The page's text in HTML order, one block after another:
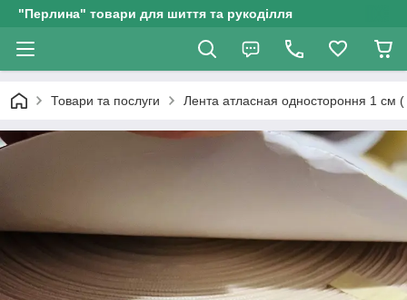
"Перлина" товари для шиття та рукоділля
Товари та послуги Лента атласная одностороння 1 см